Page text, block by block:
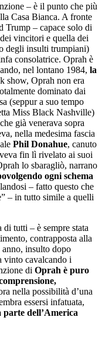
– è il punto che più
Casa Bianca. A fronte
Trump – capace solo di
vincitori e quella dei
degli insulti trumpiani)
consolatrice. Oprah è
nel lontano 1984, la
show, Oprah non era
dominato dai
(seppur a suo tempo
Miss Black Nashville)
già venerava sopra
nella medesima fascia
Phil Donahue, canuto
fin lì rivelato ai suoi
lo sbaragliò, narrano
ogni schema
– fatto questo che
– in tutto simile a quelli
tutti – è sempre stata
contrapposta alla
insulto dopo
vinto cavalcando i
di Oprah è puro
nella possibilità d’una
essersi infatuata,
parte dell’America